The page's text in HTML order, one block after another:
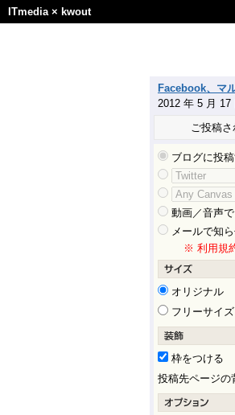
ITmedia× kwout
Facebook、マ
2012 年 5 月
ご投稿
ブログに投
動画／音声
メールで知
※ 利用規
オリジナル
フリーサイ
枠をつける
投稿先ページの